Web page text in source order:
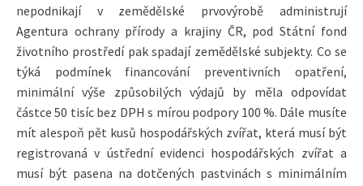
nepodnikají v zemědělské prvovýrobě administrují
Agentura ochrany přírody a krajiny ČR, pod Státní fond
životního prostředí pak spadají zemědělské subjekty. Co se
týká podmínek financování preventivních opatření,
minimální výše způsobilých výdajů by měla odpovídat
částce 50 tisíc bez DPH s mírou podpory 100 %. Dále musíte
mít alespoň pět kusů hospodářských zvířat, která musí být
registrovaná v ústřední evidenci hospodářských zvířat a
musí být pasena na dotčených pastvinách s minimálním